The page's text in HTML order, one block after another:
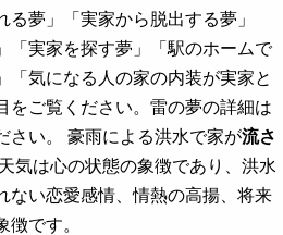
夢」「実家から脱出する夢」
「実家を探す夢」「駅のホームで
「気になる人の家の内装が実家と
をご覧ください。雷の夢の詳細は
さい。 豪雨による洪水で家が流さ
気は心の状態の象徴であり、洪水
ない恋愛感情、情熱の高揚、将来
です。